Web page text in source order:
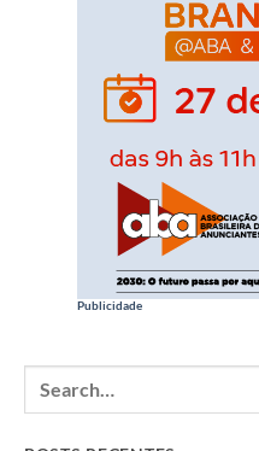
Publicidade